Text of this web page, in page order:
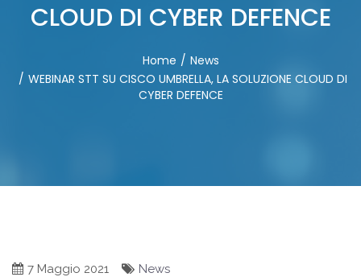
CLOUD DI CYBER DEFENCE
Home
News
WEBINAR STT SU CISCO UMBRELLA, LA SOLUZIONE CLOUD DI
CYBER DEFENCE
7 Maggio 2021 News